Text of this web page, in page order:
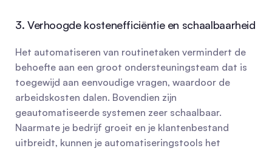
3. Verhoogde kostenefficiëntie en schaalbaarheid
Het automatiseren van routinetaken vermindert de
behoefte aan een groot ondersteuningsteam dat is
toegewijd aan eenvoudige vragen, waardoor de
arbeidskosten dalen. Bovendien zijn
geautomatiseerde systemen zeer schaalbaar.
Naarmate je bedrijf groeit en je klantenbestand
uitbreidt, kunnen je automatiseringstools het